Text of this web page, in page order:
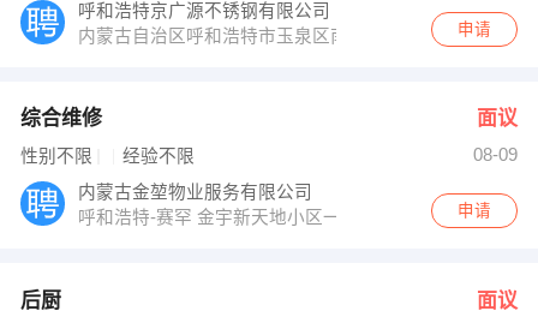
呼和浩特京广源不锈钢有限公司
内蒙古自治区呼和浩特市玉泉区南二环路闽兴建材市场
申请
综合维修 面议
性别不限 经验不限
08-09
内蒙古金堃物业服务有限公司
呼和浩特-赛罕 金宇新天地小区一号楼一单元102申请
后厨 面议